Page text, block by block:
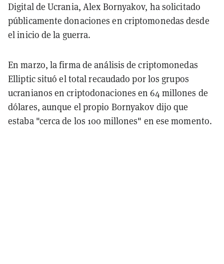
Digital de Ucrania, Alex Bornyakov, ha solicitado
públicamente donaciones en criptomonedas desde
el inicio de la guerra.
En marzo, la firma de análisis de criptomonedas
Elliptic situó el total recaudado por los grupos
ucranianos en criptodonaciones en 64 millones de
dólares, aunque el propio Bornyakov dijo que
estaba "cerca de los 100 millones" en ese momento.